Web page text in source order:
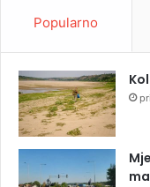
Popularno